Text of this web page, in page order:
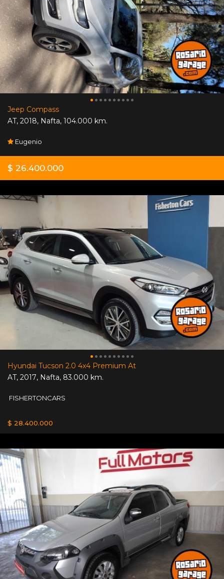
Jeep Compass
AT, 2018, Nafta, 104.000 km.
Eugenio
$ 26.400.000
Hyundai Tucson 2.0 4x4 Premium At
AT, 2017, Nafta, 83.000 km.
FISHERTONCARS
$ 28.400.000